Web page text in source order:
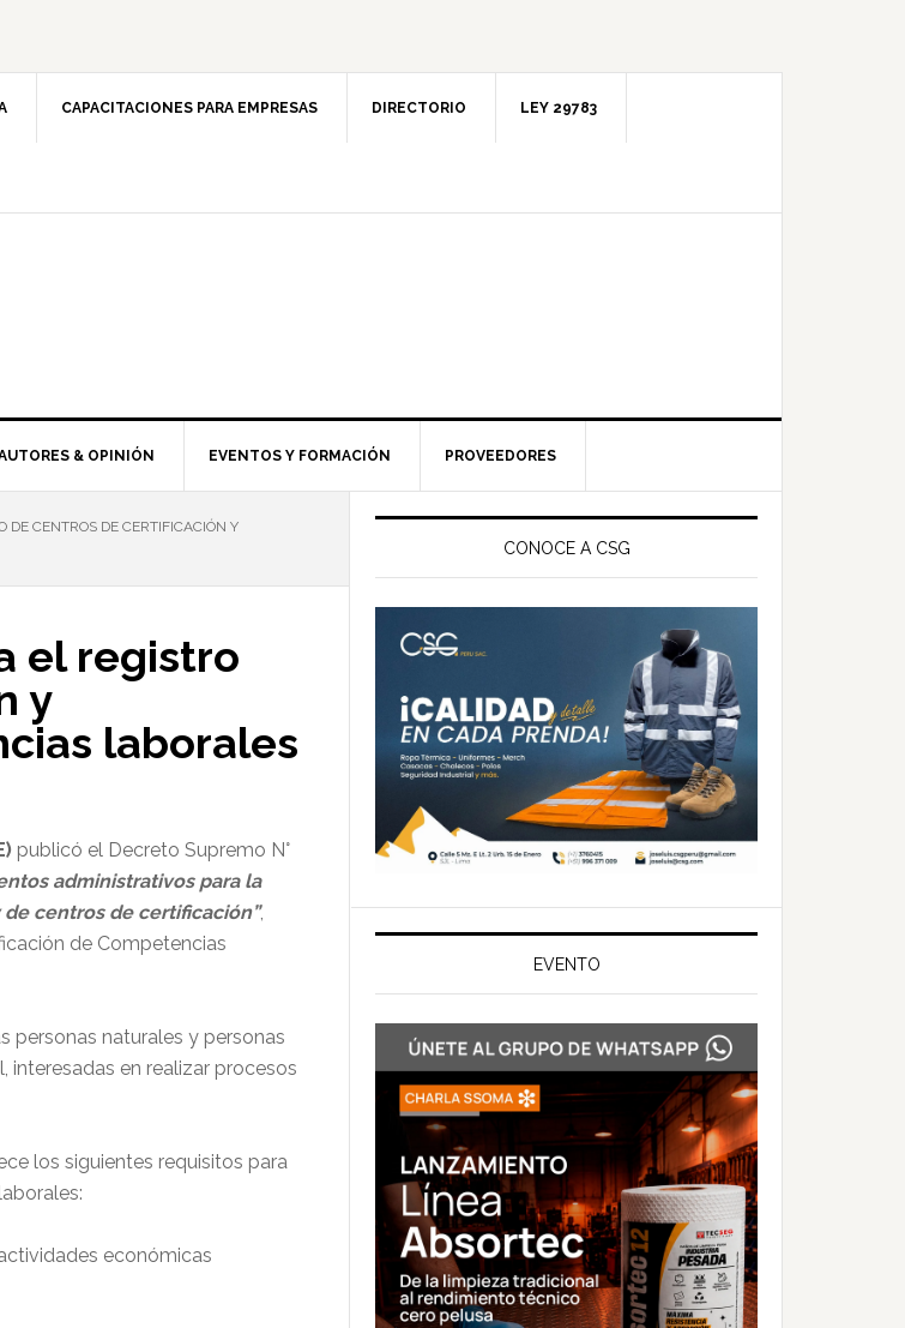
CAPACITACIONES PARA EMPRESAS DIRECTORIO LEY 29783
& OPINIÓN EVENTOS Y FORMACIÓN PROVEEDORES
DE CENTROS DE CERTIFICACIÓN Y
el registro
y
laborales
publicó el Decreto Supremo N°
administrativos para la
centros de certificación”,
de Competencias
personas naturales y personas
interesadas en realizar procesos
los siguientes requisitos para
económicas
Barra
principal
CONOCE A CSG
EVENTO